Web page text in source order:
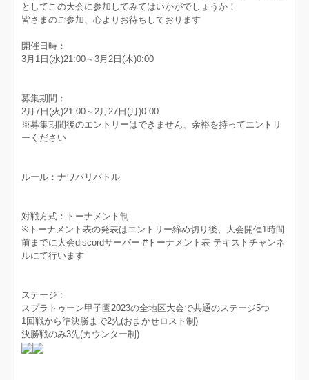
としてこの大会に参加してみてはいかがでしょうか！
皆さまのご参加、心よりお待ちしております
開催日時：
3月1日(水)21:00～3月2日(木)0:00
募集期間：
2月7日(火)21:00～2月27日(月)0:00
※募集期間後のエントリーはできません、余裕を持ってエントリ
ーください
ルール：ナワバリバトル
対戦方式：トーナメント制
※トーナメント表の発表はエントリー締め切り後、大会開催1時間
前までに大会discordサーバー #トーナメント表 テキストチャンネ
ルにて行います
ステージ :
スプラトゥーン甲子園2023の全地区大会で共通のステージ5つ
1回戦から準決勝まで2先(おまかせロスト制)
決勝戦のみ3先(カウンター制)